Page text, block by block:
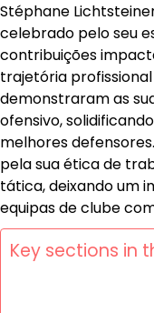
Stéphane
celebrado pelo seu
contribuições
trajetória
demonstraram as
ofensivo,
melhores
pela sua ética de
tática, deixando um
equipas de clube
Key sections in